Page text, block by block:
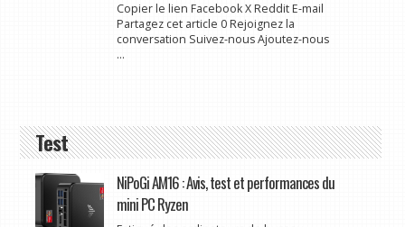
Copier le lien Facebook X Reddit E-mail
Partagez cet article 0 Rejoignez la
conversation Suivez-nous Ajoutez-nous
...
Test
NiPoGi AM16 : Avis, test et performances du
mini PC Ryzen